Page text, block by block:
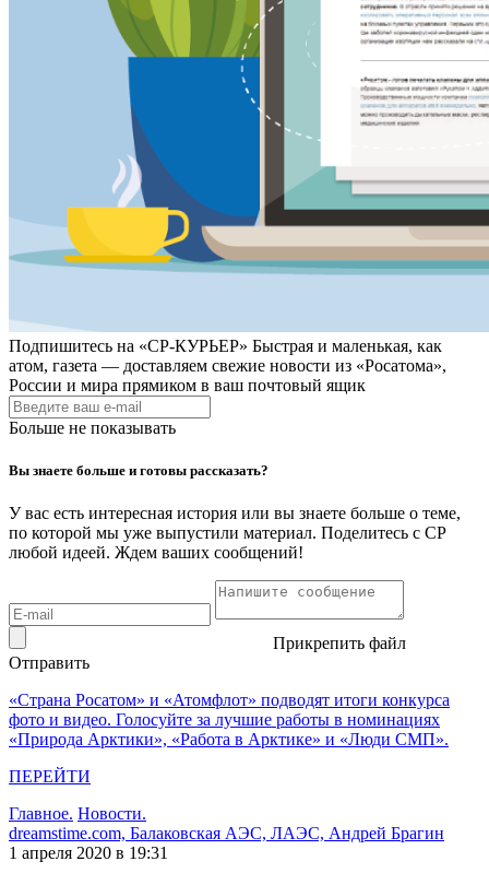
Подпишитесь на «СР-КУРЬЕР» Быстрая и маленькая, как
атом, газета — доставляем свежие новости из «Росатома»,
России и мира прямиком в ваш почтовый ящик
Больше не показывать
Вы знаете больше и готовы рассказать?
У вас есть интересная история или вы знаете больше о теме,
по которой мы уже выпустили материал. Поделитесь с СР
любой идеей. Ждем ваших сообщений!
Прикрепить файл
Отправить
«Страна Росатом» и «Атомфлот» подводят итоги конкурса
фото и видео. Голосуйте за лучшие работы в номинациях
«Природа Арктики», «Работа в Арктике» и «Люди СМП».
ПЕРЕЙТИ
Главное. Новости.
dreamstime.com, Балаковская АЭС, ЛАЭС, Андрей Брагин
1 апреля 2020 в 19:31